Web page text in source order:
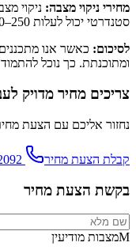
מחירי ניקוי מצבה: ניקוי
סטנדרטי יכול לעלות 250–350 ש"ח, בעוד שניקוי מצבה גדולה ומורכבת יכול לעלות יותר.
לסיכום: כאשר אנו
ומתוכנתת. כך נוכל
צריכים מחיר מדויק
נחזור אליכם עם הצעת
קבלת הצעת מחיר
בקשת הצעת מחיר
Mמצבות מודיעין